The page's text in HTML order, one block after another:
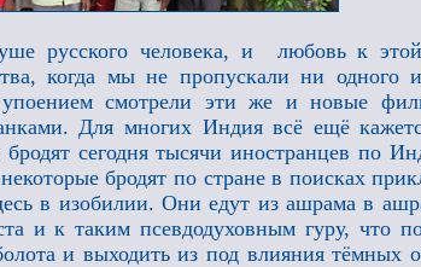
русского человека, и любовь к
когда мы не пропускали ни одного
смотрели эти же и новые
Для многих Индия всё ещё
сегодня тысячи иностранцев по
бродят по стране в поисках
в изобилии. Они едут из ашрама в
и к таким псевдодуховным гуру, что
и выходить из под влияния тёмных